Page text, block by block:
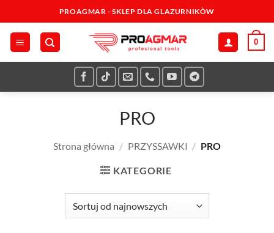
do
zawartości
PROAGMAR - SKLEP DLA GLAZURNIKÒW
0
PRO
Strona główna / PRZYSSAWKI / PRO
KATEGORIE